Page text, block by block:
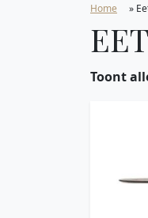
Home »
Toont